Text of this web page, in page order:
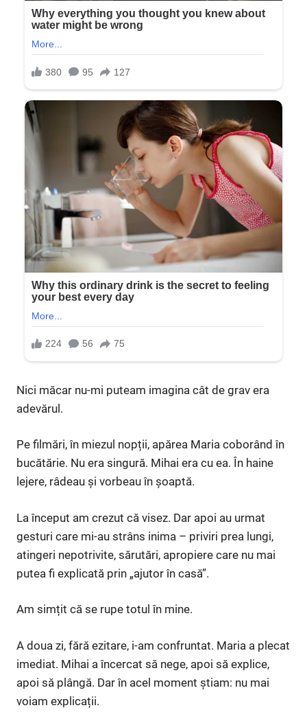
Nici măcar nu-mi puteam imagina cât de grav era
adevărul.
Pe filmări, în miezul nopții, apărea Maria coborând în
bucătărie. Nu era singură. Mihai era cu ea. În haine
lejere, râdeau și vorbeau în șoaptă.
La început am crezut că visez. Dar apoi au urmat
gesturi care mi-au strâns inima – priviri prea lungi,
atingeri nepotrivite, sărutări, apropiere care nu mai
putea fi explicată prin „ajutor în casă”.
Am simțit că se rupe totul în mine.
A doua zi, fără ezitare, i-am confruntat. Maria a plecat
imediat. Mihai a încercat să nege, apoi să explice,
apoi să plângă. Dar în acel moment știam: nu mai
voiam explicații.